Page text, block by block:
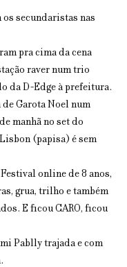
secundaristas nas
pra cima da cena
raver num trio
da D-Edge à prefeitura.
de Garota Noel num
manhã no set do
(papisa) é sem
online de 8 anos,
grua, trilho e também
E ficou CARO, ficou
Pablly trajada e com